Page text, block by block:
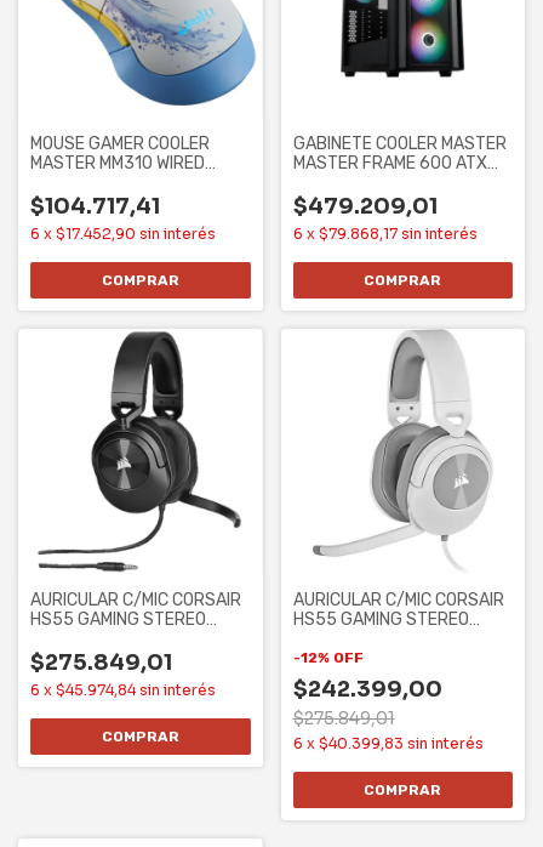
MOUSE GAMER COOLER
MASTER MM310 WIRED
$104.717,41
6 x $17.452,90 sin interés
GABINETE COOLER MASTER
MASTER FRAME 600 ATX
$479.209,01
6 x $79.868,17 sin interés
AURICULAR C/MIC CORSAIR
HS55 GAMING STEREO
$275.849,01
6 x $45.974,84 sin interés
AURICULAR C/MIC CORSAIR
HS55 GAMING STEREO
-12% OFF
$242.399,00
$275.849,01
6 x $40.399,83 sin interés